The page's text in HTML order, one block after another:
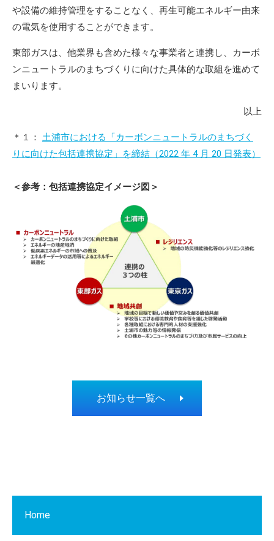
や設備の維持管理をすることなく、再生可能エネルギー由来
の電気を使用することができます。
東部ガスは、他業界も含めた様々な事業者と連携し、カーボ
ンニュートラルのまちづくりに向けた具体的な取組を進めて
まいります。
以上
＊１： 土浦市における「カーボンニュートラルのまちづく
りに向けた包括連携協定」を締結（2022 年 4 月 20 日発表）
＜参考：包括連携協定イメージ図＞
お知らせ一覧へ
Home